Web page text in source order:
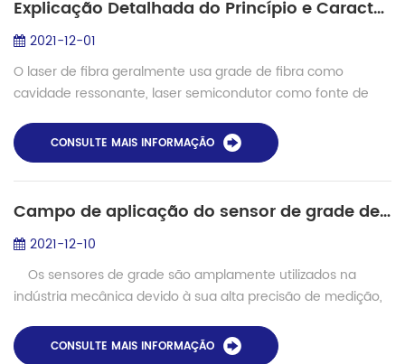
Explicação Detalhada do Princípio e Características dos Lasers de Fibra (II)
2021-12-01
O laser de fibra geralmente usa grade de fibra como
cavidade ressonante, laser semicondutor como fonte de
combinador de feixe e é refletida várias ...
CONSULTE MAIS INFORMAÇÃO
Campo de aplicação do sensor de grade de bragg de fibra
2021-12-10
Os sensores de grade são amplamente utilizados na
indústria mecânica devido à sua alta precisão de medição,
fácil automação e digit...
CONSULTE MAIS INFORMAÇÃO